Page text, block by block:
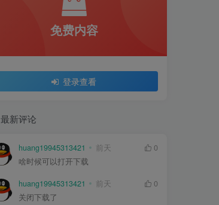
免费内容
登录查看
最新评论
huang19945313421 前天
0
啥时候可以打开下载
huang19945313421 前天
0
关闭下载了